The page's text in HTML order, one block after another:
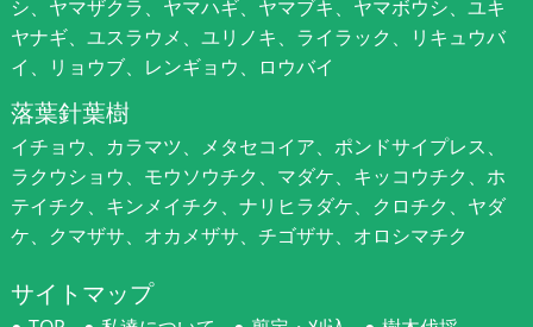
シ、ヤマザクラ、ヤマハギ、ヤマブキ、ヤマボウシ、ユキ
ヤナギ、ユスラウメ、ユリノキ、ライラック、リキュウバ
イ、リョウブ、レンギョウ、ロウバイ
落葉針葉樹
イチョウ、カラマツ、メタセコイア、ポンドサイプレス、
ラクウショウ、モウソウチク、マダケ、キッコウチク、ホ
テイチク、キンメイチク、ナリヒラダケ、クロチク、ヤダ
ケ、クマザサ、オカメザサ、チゴザサ、オロシマチク
サイトマップ